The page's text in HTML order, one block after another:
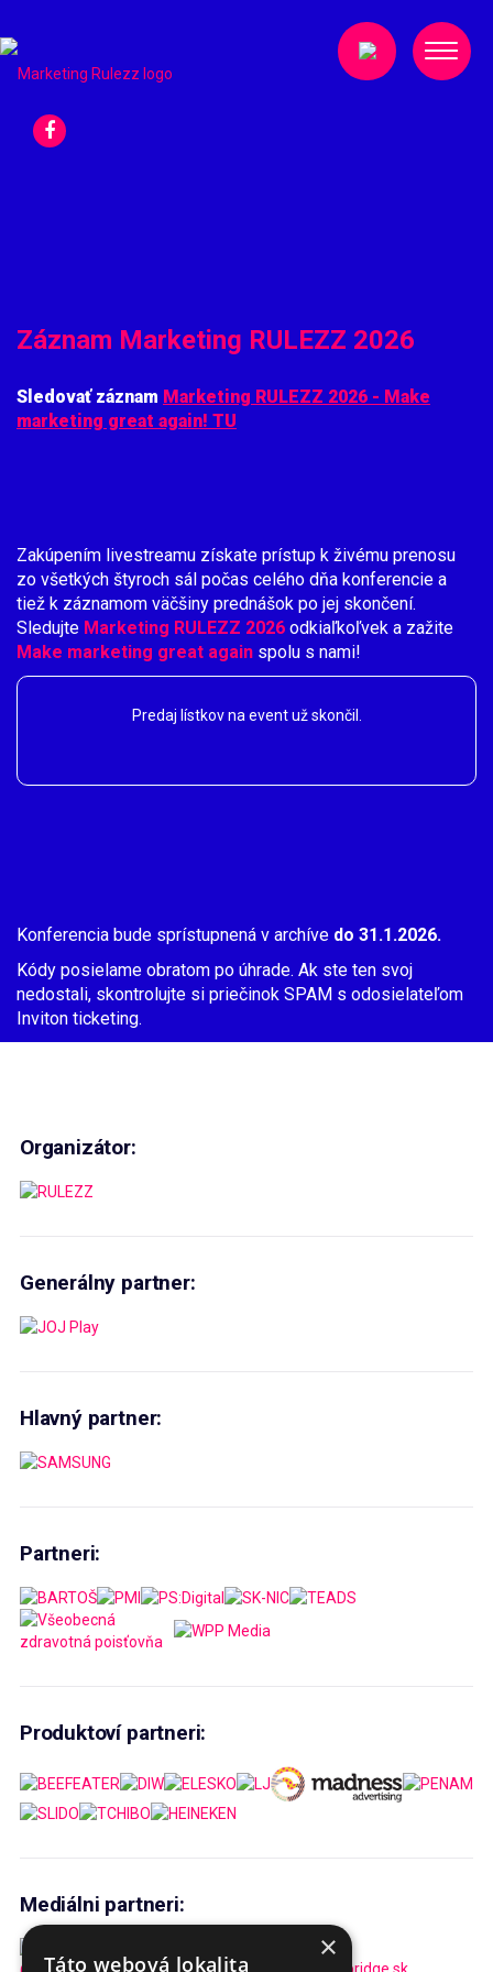
Záznam Marketing RULEZZ 2026
Sledovať záznam Marketing RULEZZ 2026 - Make
marketing great again! TU
Zakúpením livestreamu získate prístup k živému prenosu
zo všetkých štyroch sál počas celého dňa konferencie a
tiež k záznamom väčšiny prednášok po jej skončení.
Sledujte Marketing RULEZZ 2026 odkiaľkoľvek a zažite
Make marketing great again spolu s nami!
Predaj lístkov na event už skončil.
Konferencia bude sprístupnená v archíve do 31.1.2026.
Kódy posielame obratom po úhrade. Ak ste ten svoj
nedostali, skontrolujte si priečinok SPAM s odosielateľom
Inviton ticketing.
Organizátor:
Generálny partner:
Hlavný partner:
Partneri:
Produktoví partneri:
Mediálni partneri:
×
Táto webová lokalita